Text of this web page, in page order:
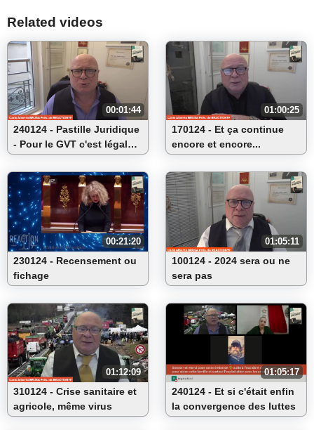
Related videos
00:01:44
240124 - Pastille Juridique
- Pour le GVT c'est légal
01:00:25
170124 - Et ça continue
encore et encore...
00:21:20
230124 - Recensement ou
fichage
01:05:11
100124 - 2024 sera ou ne
sera pas
01:12:09
310124 - Crise sanitaire et
agricole, même virus
01:05:17
240124 - Et si c'était enfin
la convergence des luttes